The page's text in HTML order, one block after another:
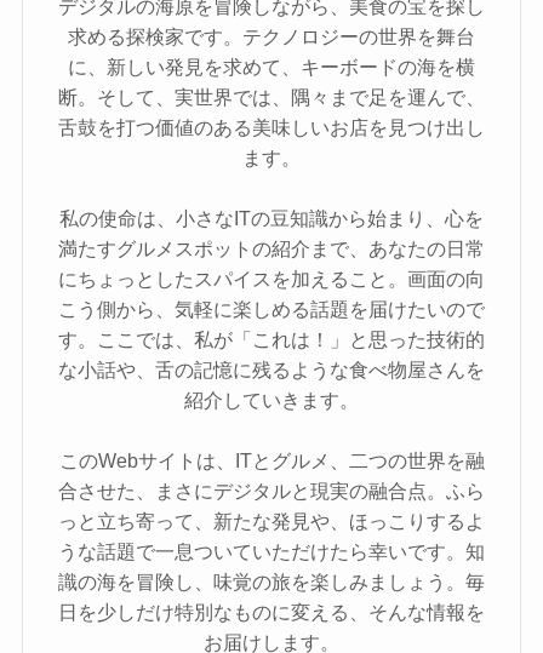
デジタルの海原を冒険しながら、美食の宝を探し
求める探検家です。テクノロジーの世界を舞台
に、新しい発見を求めて、キーボードの海を横
断。そして、実世界では、隅々まで足を運んで、
舌鼓を打つ価値のある美味しいお店を見つけ出し
ます。
私の使命は、小さなITの豆知識から始まり、心を
満たすグルメスポットの紹介まで、あなたの日常
にちょっとしたスパイスを加えること。画面の向
こう側から、気軽に楽しめる話題を届けたいので
す。ここでは、私が「これは！」と思った技術的
な小話や、舌の記憶に残るような食べ物屋さんを
紹介していきます。
このWebサイトは、ITとグルメ、二つの世界を融
合させた、まさにデジタルと現実の融合点。ふら
っと立ち寄って、新たな発見や、ほっこりするよ
うな話題で一息ついていただけたら幸いです。知
識の海を冒険し、味覚の旅を楽しみましょう。毎
日を少しだけ特別なものに変える、そんな情報を
お届けします。